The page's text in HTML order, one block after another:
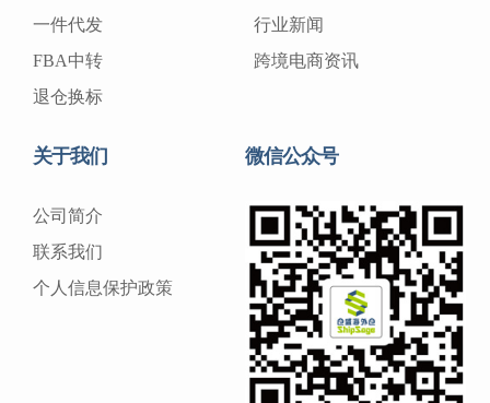
一件代发
FBA中转
退仓换标
行业新闻
跨境电商资讯
关于我们
公司简介
联系我们
个人信息保护政策
微信公众号